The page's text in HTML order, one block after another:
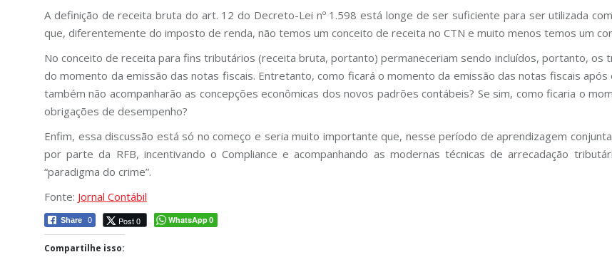
A definição de receita bruta do art. 12 do Decreto-Lei nº 1.598 está longe de ser suficiente para ser utilizada
que, diferentemente do imposto de renda, não temos um conceito de receita no CTN e muito menos temos um
No conceito de receita para fins tributários (receita bruta, portanto) permaneceriam sendo incluídos, portanto,
do momento da emissão das notas fiscais. Entretanto, como ficará o momento da emissão das notas fiscais após
também não acompanharão as concepções econômicas dos novos padrões contábeis? Se sim, como ficaria o
obrigações de desempenho?
Enfim, essa discussão está só no começo e seria muito importante que, nesse período de aprendizagem
por parte da RFB, incentivando o Compliance e acompanhando as modernas técnicas de arrecadação
“paradigma do crime”.
Fonte: Jornal Contábil
Share 0 Post 0 WhatsApp0
Compartilhe isso: